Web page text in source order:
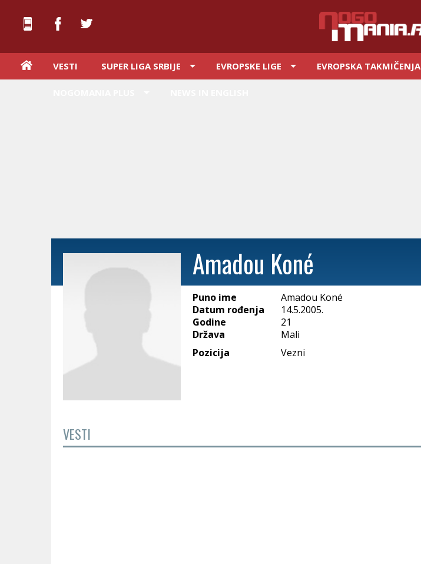
VESTI SUPER LIGA SRBIJE EVROPSKE LIGE EVROPSKA TAKMIČENJA
Amadou Koné
Puno ime
Amadou Koné
Datum rođenja
14.5.2005.
Godine
21
Država
Mali
Pozicija
Vezni
VESTI